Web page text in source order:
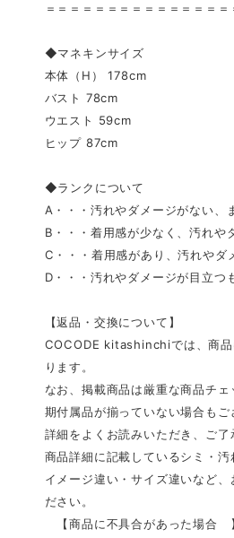
＝＝＝＝＝＝＝＝＝＝＝＝＝＝＝
◆マネキンサイズ
本体（H） 178cm
バスト 78cm
ウエスト 59cm
ヒップ 87cm
◆ランクについて
A・・・汚れやダメージがない、
B・・・着用感が少なく、汚れや
C・・・着用感があり、汚れやダ
D・・・汚れやダメージが目立つ
【返品・交換について】
COCODE kitashinchiでは、商品
ります。
なお、掲載商品は厳重な商品チ
期付属品が揃っていない場合も
詳細をよくお読みいただき、ご
商品詳細に記載しているシミ・
イメージ違い・サイズ違いなど
ださい。
【商品に不具合があった場合